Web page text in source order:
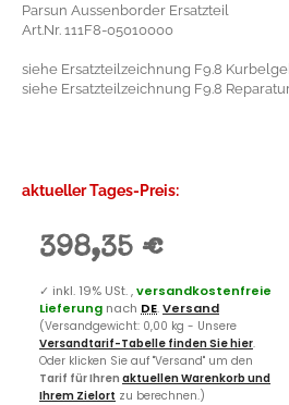
Parsun Aussenborder Ersatzteil
Art.Nr. 111F8-05010000
siehe Ersatzteilzeichnung F9.8
siehe Ersatzteilzeichnung F9.8
aktueller Tages-Preis:
398,35 €
✓ inkl. 19% USt. ,versandkostenfreie
Lieferung nach DE.Versand
(Versandgewicht: 0,00 kg - Unsere
Versandtarif-Tabelle finden Sie hier.
Oder klicken Sie auf "Versand" um den
Tarif für Ihren aktuellen Warenkorb und
Ihrem Zielort zu berechnen.)